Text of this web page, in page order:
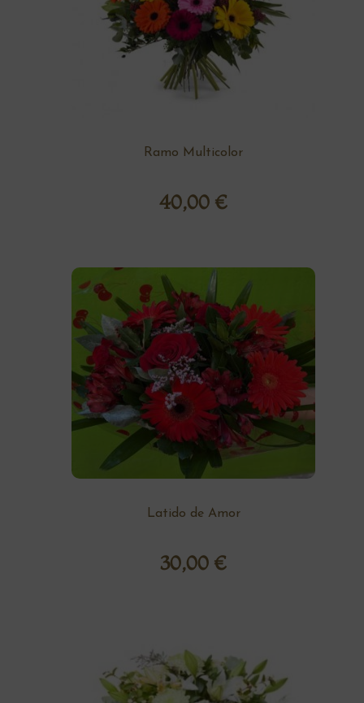
Ramo Multicolor
40,00 €
Latido de Amor
30,00 €